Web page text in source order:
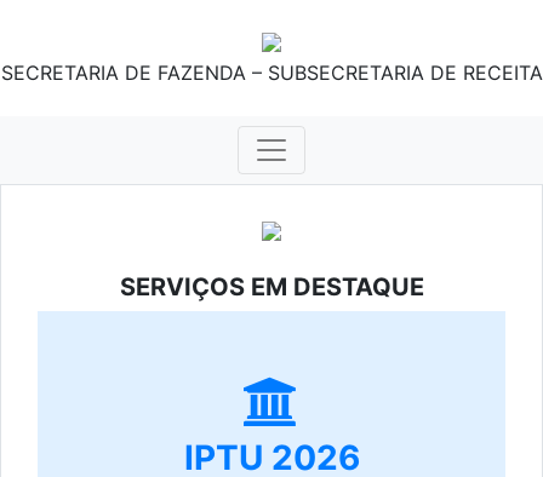
SECRETARIA DE FAZENDA – SUBSECRETARIA DE RECEITA
SERVIÇOS EM DESTAQUE
IPTU 2026